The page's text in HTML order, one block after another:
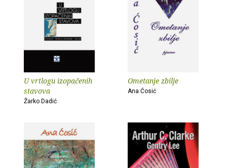
U vrtlogu izopačenih
stavova
Žarko Dadić
Ometanje zbilje
Ana Ćosić